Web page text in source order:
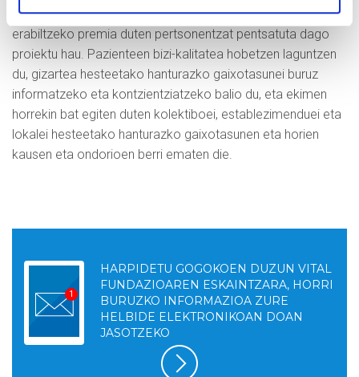
Arazo mediko ez-kutsakor bat dela-eta, komun bat
erabiltzeko premia duten pertsonentzat pentsatuta dago
proiektu hau. Pazienteen bizi-kalitatea hobetzen laguntzen
du, gizartea hesteetako hanturazko gaixotasunei buruz
informatzeko eta kontzientziatzeko balio du, eta ekimen
horrekin bat egiten duten kolektiboei, establezimenduei eta
lokalei hesteetako hanturazko gaixotasunen eta horien
kausen eta ondorioen berri ematen die.
HARPIDETU GOGOKOEN DUZUN VITAL
FUNDAZIOAREN ESKAINTZARA, HORRI
BURUZKO INFORMAZIOA ZURE
HELBIDE ELEKTRONIKOAN DOAN
JASOTZEKO